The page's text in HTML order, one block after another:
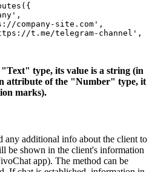
company-site.com',
t.me/telegram-channel',
type, its value is a string (in
attribute of the "Number" type, it
marks).
any additional info about the client to
be shown in the client's information
app). The method can be